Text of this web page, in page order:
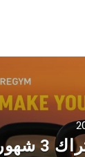
خصم 40% على اشتراك 3 شهور